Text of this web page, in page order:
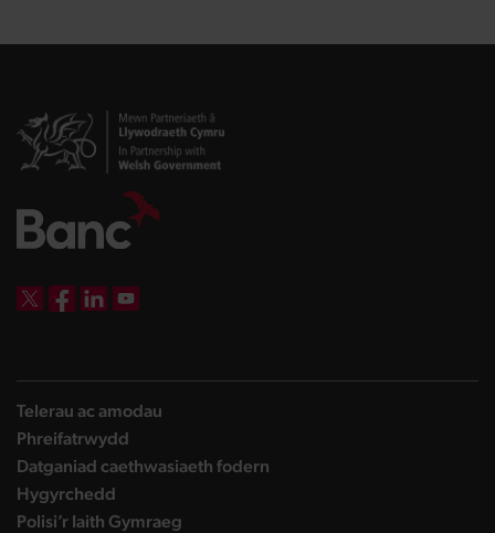
Telerau ac amodau
Phreifatrwydd
Datganiad caethwasiaeth fodern
Hygyrchedd
Polisi’r Iaith Gymraeg